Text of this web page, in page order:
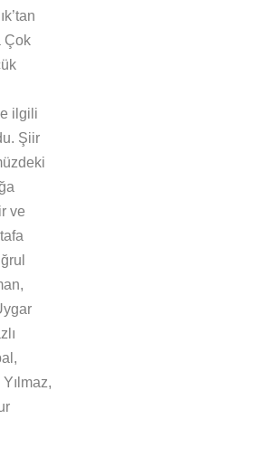
Çok
ilgili
Şiir
ve